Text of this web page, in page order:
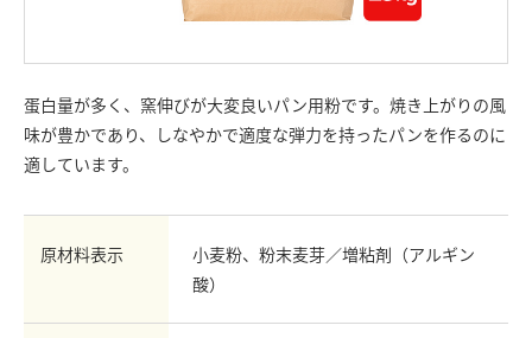
English
Chinese
蛋白量が多く、窯伸びが大変良いパン用粉です。焼き上がりの風
味が豊かであり、しなやかで適度な弾力を持ったパンを作るのに
適しています。
原材料表示
小麦粉、粉末麦芽／増粘剤（アルギン
酸）